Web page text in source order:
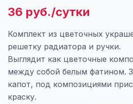
36 руб./сутки
Комплект из цветочных
решетку радиатора и ручки.
Выглядит как цветочные
между собой белым фатином.
капот, под композициями
краску.